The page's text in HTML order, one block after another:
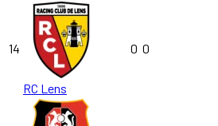
14
RC Lens
0 0